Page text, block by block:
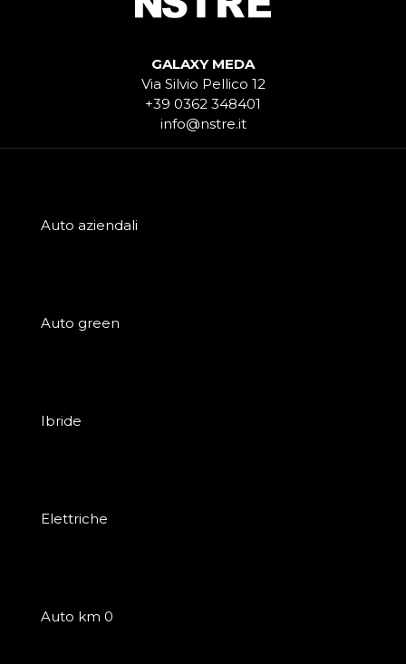
GALAXY MEDA
Via Silvio Pellico 12
+39 0362 348401
info@nstre.it
Auto aziendali
Auto green
Ibride
Elettriche
Auto km 0